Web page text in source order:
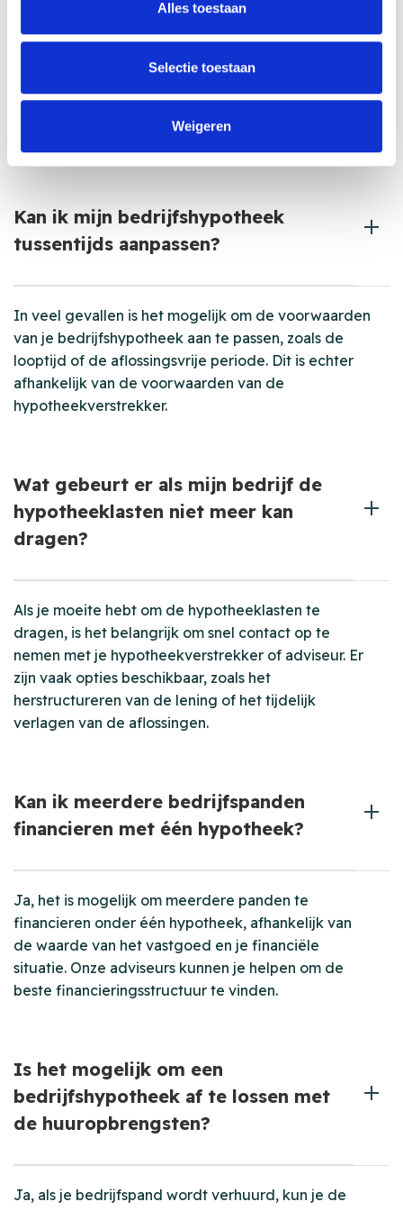
Alles toestaan
Selectie toestaan
Weigeren
Het proces van aanvraag tot goedkeuring kan
enkele weken tot enkele maanden duren,
afhankelijk van de complexiteit van de financiering
documenten kunt aanleveren.
Kan ik mijn bedrijfshypotheek
tussentijds aanpassen?
In veel gevallen is het mogelijk om de voorwaarden
van je bedrijfshypotheek aan te passen, zoals de
looptijd of de aflossingsvrije periode. Dit is echter
afhankelijk van de voorwaarden van de
hypotheekverstrekker.
Wat gebeurt er als mijn bedrijf de
hypotheeklasten niet meer kan
dragen?
Als je moeite hebt om de hypotheeklasten te
dragen, is het belangrijk om snel contact op te
nemen met je hypotheekverstrekker of adviseur. Er
zijn vaak opties beschikbaar, zoals het
herstructureren van de lening of het tijdelijk
verlagen van de aflossingen.
Kan ik meerdere bedrijfspanden
financieren met één hypotheek?
Ja, het is mogelijk om meerdere panden te
financieren onder één hypotheek, afhankelijk van
de waarde van het vastgoed en je financiële
situatie. Onze adviseurs kunnen je helpen om de
beste financieringsstructuur te vinden.
Is het mogelijk om een
bedrijfshypotheek af te lossen met
de huuropbrengsten?
Ja, als je bedrijfspand wordt verhuurd, kun je de